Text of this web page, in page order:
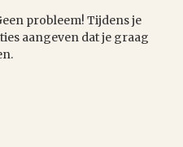
probleem! Tijdens je
aangeven dat je graag